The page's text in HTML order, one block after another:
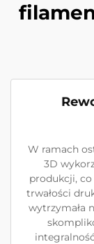
W ramach
3D
produkcji, co
trwałości
wytrzymała